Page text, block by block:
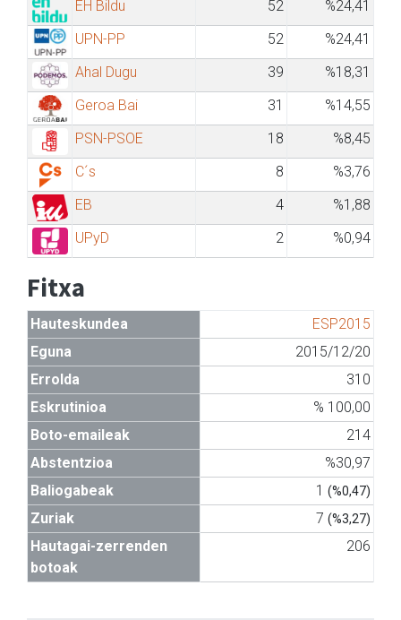
EH Bildu
52
%24,41
UPN-PP
52
%24,41
Ahal Dugu
39
%18,31
Geroa Bai
31
%14,55
PSN-PSOE
18
%8,45
C´s
8
%3,76
EB
4
%1,88
UPyD
2 %0,94
Fitxa
Hauteskundea
ESP2015
Eguna
2015/12/20
Errolda
310
Eskrutinioa
% 100,00
Boto-emaileak
214
Abstentzioa
%30,97
Baliogabeak
1 (%0,47)
Zuriak 7 (%3,27)
Hautagai-zerrenden
botoak
206